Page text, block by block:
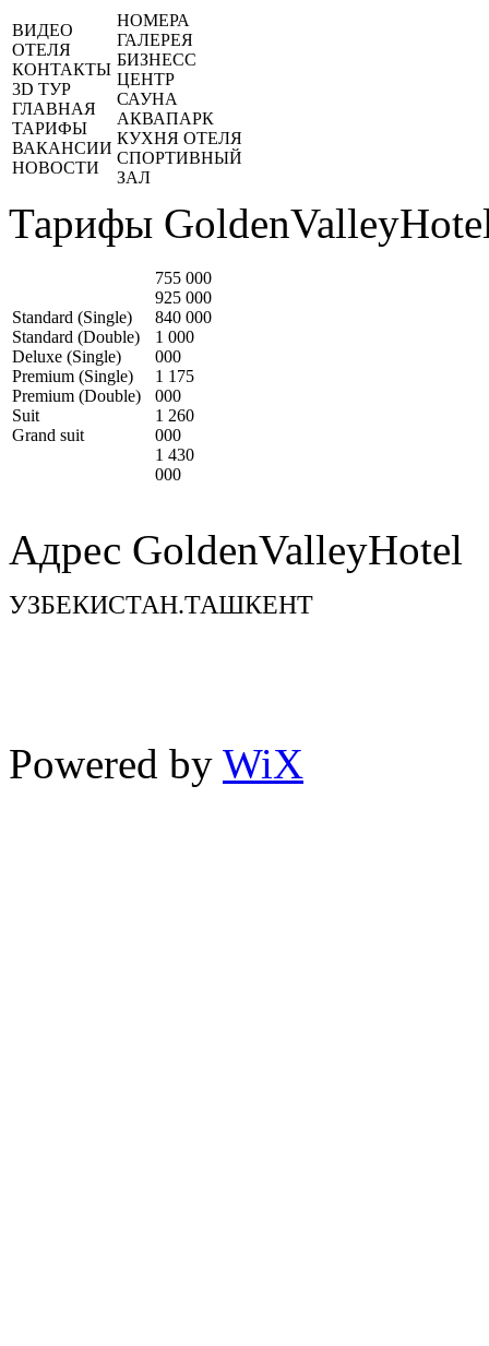
ВИДЕО
ОТЕЛЯ
КОНТАКТЫ
3D ТУР
ГЛАВНАЯ
ТАРИФЫ
ВАКАНСИИ
НОВОСТИ
НОМЕРА
ГАЛЕРЕЯ
БИЗНЕСС
ЦЕНТР
САУНА
АКВАПАРК
КУХНЯ ОТЕЛЯ
СПОРТИВНЫЙ
ЗАЛ
Тарифы
Standard (Single)
Standard (Double)
Deluxe (Single)
Premium (Single)
Premium (Double)
Suit
Grand suit
755 000
925 000
840 000
1 000
000
1 175
000
1 260
000
1 430
000
Адрес GoldenValleyHotel
УЗБЕКИСТАН.ТАШКЕНТ
Powered by WiX